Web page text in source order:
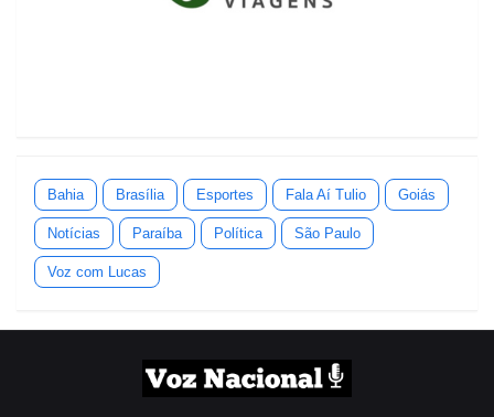
Bahia Brasília Esportes Fala Aí Tulio Goiás
Notícias Paraíba Política São Paulo
Voz com Lucas